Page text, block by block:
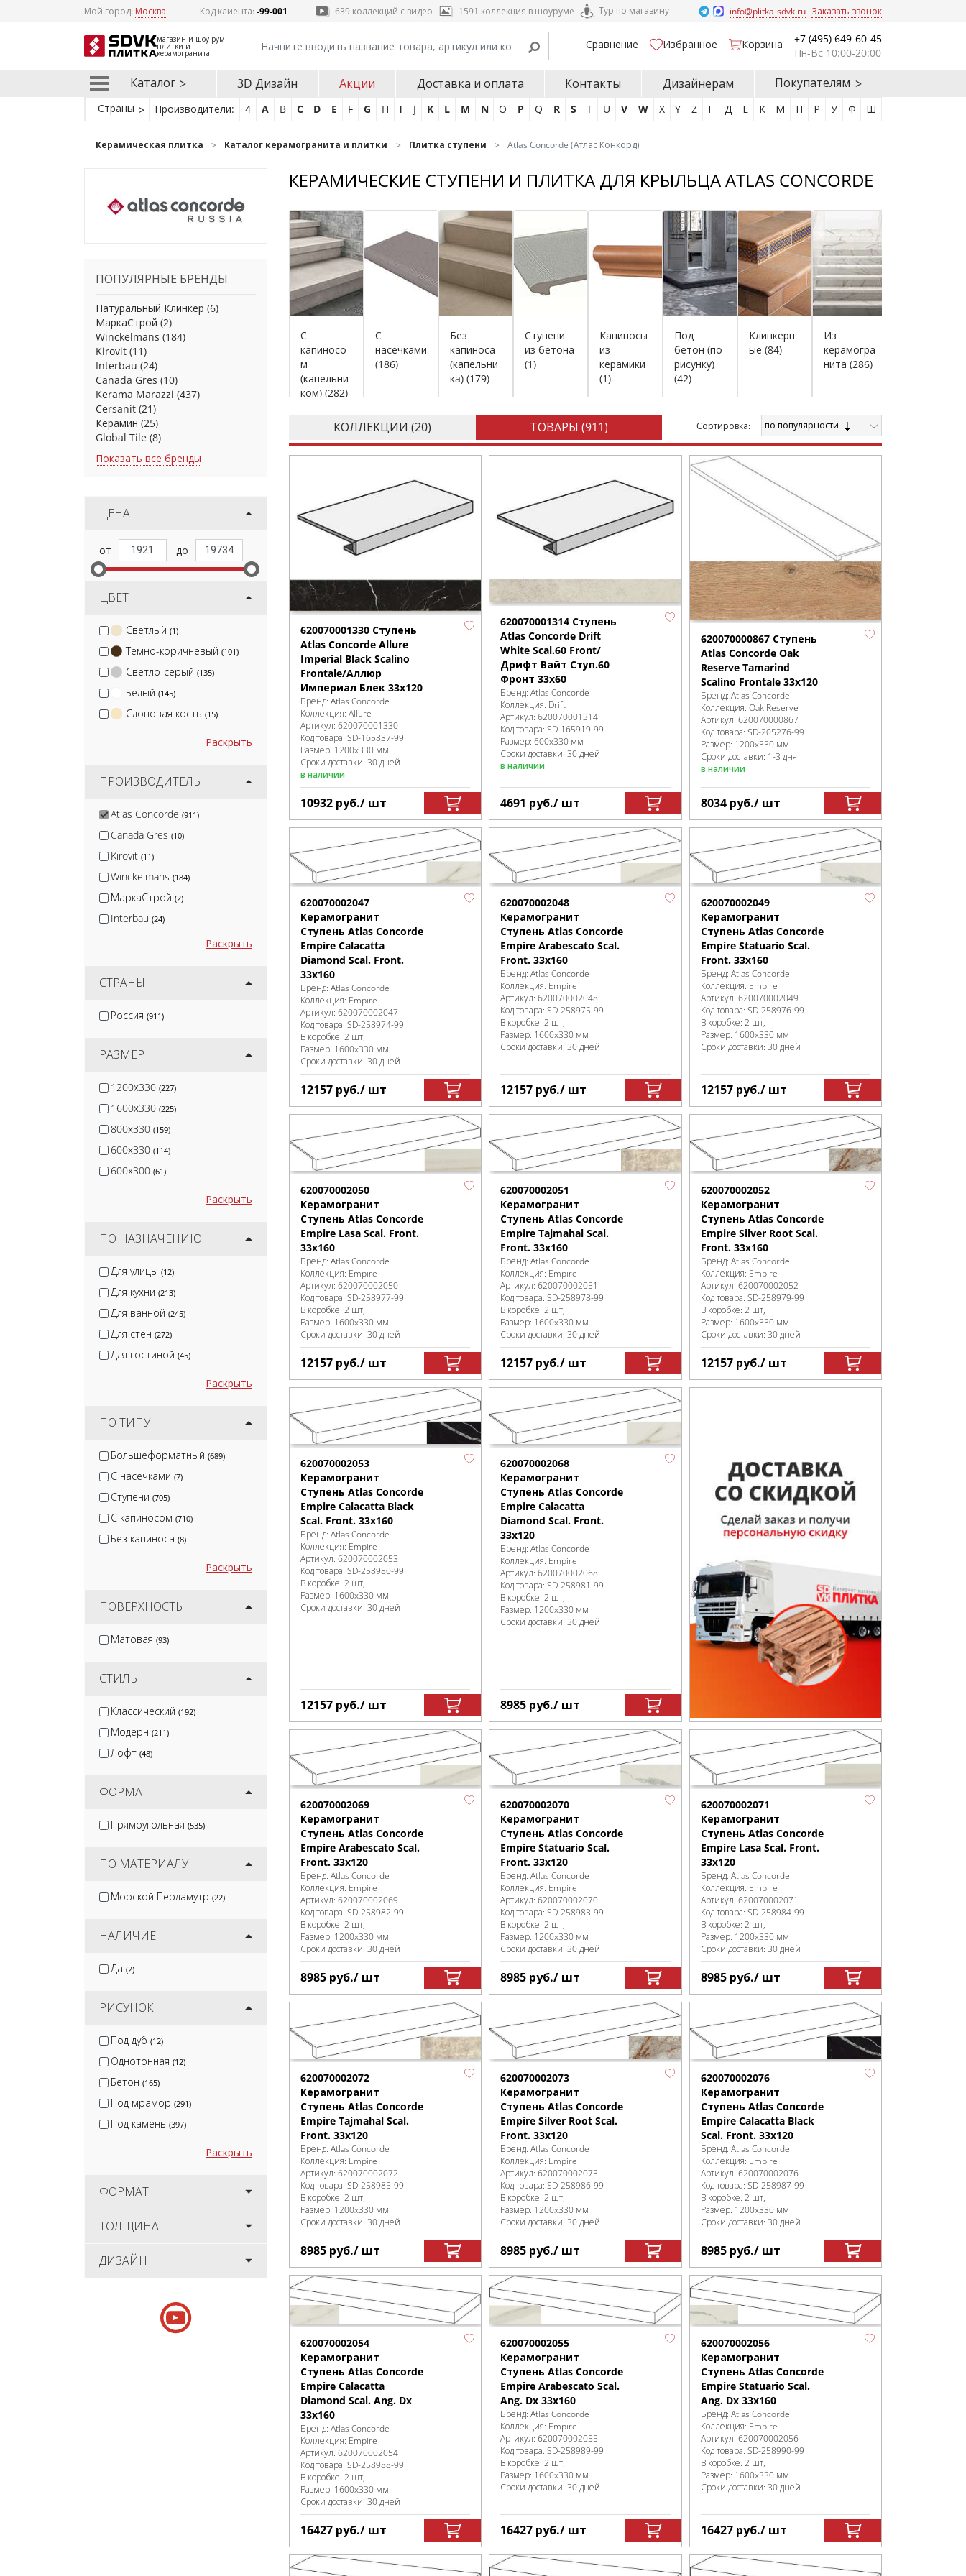
Мой город: Москва Код клиента: -99-001 639 коллекций с видео 1591 коллекция в шоуруме Тур по магазину info@plitka-sdvk.ru Заказать звонок
магазин и шоу-рум
плитки и
керамогранита
Сравнение Избранное Корзина
+7 (495) 649-60-45
Пн-Вс 10:00-20:00
Каталог 3D Дизайн Акции Доставка и оплата Контакты Дизайнерам Покупателям
Страны Производители: 4 A B C D E F G H I J K L M N O P Q R S T U V W X Y Z Г Д Е К М Н Р У Ф Ш
Керамическая плитка Каталог керамогранита и плитки Плитка ступени Atlas Concorde (Атлас Конкорд)
ПОПУЛЯРНЫЕ БРЕНДЫ
Натуральный Клинкер (6)
МаркаСтрой (2)
Winckelmans (184)
Kirovit (11)
Interbau (24)
Canada Gres (10)
Kerama Marazzi (437)
Cersanit (21)
Керамин (25)
Global Tile (8)
Показать все бренды
ЦЕНА
ЦВЕТ
Светлый (1)
Темно-коричневый (101)
Светло-серый (135)
Белый (145)
Слоновая кость (15)
Раскрыть
ПРОИЗВОДИТЕЛЬ
Atlas Concorde (911)
Canada Gres (10)
Kirovit (11)
Winckelmans (184)
МаркаСтрой (2)
Interbau (24)
Натуральный Клинкер(6)
Cersanit
Global Tile (8)
Раскрыть
СТРАНЫ
Россия (911)
РАЗМЕР
1200x330 (227)
1600x330 (225)
800x330 (159)
600x330 (114)
600x300 (61)
Раскрыть
ПО НАЗНАЧЕНИЮ
Для улицы (12)
Для кухни (213)
Для ванной (245)
Для стен (272)
Для гостиной (45)
Раскрыть
ПО ТИПУ
Большеформатный (689)
С насечками (7)
Ступени (705)
С капиносом (710)
Без капиноса (8)
Раскрыть
ПОВЕРХНОСТЬ
Матовая (93)
СТИЛЬ
Классический (192)
Модерн (211)
Лофт (48)
ФОРМА
Прямоугольная (535)
ПО МАТЕРИАЛУ
Морской Перламутр (22)
НАЛИЧИЕ
Да (2)
РИСУНОК
Под дуб (12)
Однотонная (12)
Бетон (165)
Под мрамор (291)
Под камень (397)
Раскрыть
ФОРМАТ
ТОЛЩИНА
ДИЗАЙН
КЕРАМИЧЕСКИЕ СТУПЕНИ И ПЛИТКА ДЛЯ КРЫЛЬЦА ATLAS CONCORDE
С
капиносо
м
(капельни
ком) (282)
С
насечками
(186)
Без
капиноса
(капельни
кa) (179)
Ступени
из бетона
(1)
Капиносы
из
керамики
(1)
Под
бетон (по
рисунку)
(42)
Клинкерн
ые (84)
Из
керамогра
нита (286)
КОЛЛЕКЦИИ (20) ТОВАРЫ (911) Cортировка: по популярности
620070001330 Ступень
Atlas Concorde Allure
Imperial Black Scalino
Frontale/Аллюр
Империал Блек 33x120
Бренд: Atlas Concorde
Коллекция: Allure
Артикул: 620070001330
Код товара: SD-165837-99
Размер: 1200x330 мм
Сроки доставки: 30 дней
в наличии
10932 руб./ шт
620070001314 Ступень
Atlas Concorde Drift
White Scal.60 Front/
Дрифт Вайт Ступ.60
Фронт 33x60
Бренд:Atlas Concorde
Коллекция: Drift
Артикул:620070001314
Код товара:SD-165919-99
Размер:600x330 мм
Сроки доставки: 30 дней
в наличии
4691 руб./ шт
620070000867 Ступень
Atlas Concorde Oak
Reserve Tamarind
Scalino Frontale 33x120
Бренд: Atlas Concorde
Коллекция: Oak Reserve
Артикул: 620070000867
Код товара: SD-205276-99
Размер: 1200x330 мм
Сроки доставки: 1-3 дня
в наличии
8034 руб./ шт
620070002047
Керамогранит
Ступень Atlas Concorde
Empire Calacatta
Diamond Scal. Front.
33x160
Бренд: Atlas Concorde
Коллекция: Empire
Артикул: 620070002047
Код товара: SD-258974-99
В коробке: 2 шт,
Размер: 1600x330 мм
Сроки доставки: 30 дней
12157 руб./ шт
620070002048
Керамогранит
Ступень Atlas Concorde
Empire Arabescato Scal.
Front. 33x160
Бренд:Atlas Concorde
Коллекция: Empire
Артикул:620070002048
Код товара:SD-258975-99
В коробке:2 шт,
Размер: 1600x330 мм
Сроки доставки: 30 дней
12157 руб./ шт
620070002049
Керамогранит
Ступень Atlas Concorde
Empire Statuario Scal.
Front. 33x160
Бренд: Atlas Concorde
Коллекция: Empire
Артикул: 620070002049
Код товара: SD-258976-99
В коробке: 2 шт,
Размер: 1600x330 мм
Сроки доставки: 30 дней
12157 руб./ шт
620070002050
Керамогранит
Ступень Atlas Concorde
Empire Lasa Scal. Front.
33x160
Бренд: Atlas Concorde
Коллекция: Empire
Артикул: 620070002050
Код товара: SD-258977-99
В коробке: 2 шт,
Размер: 1600x330 мм
Сроки доставки: 30 дней
12157 руб./ шт
620070002051
Керамогранит
Ступень Atlas Concorde
Empire Tajmahal Scal.
Front. 33x160
Бренд:Atlas Concorde
Коллекция: Empire
Артикул:620070002051
Код товара:SD-258978-99
В коробке:2 шт,
Размер: 1600x330 мм
Сроки доставки: 30 дней
12157 руб./ шт
620070002052
Керамогранит
Ступень Atlas Concorde
Empire Silver Root Scal.
Front. 33x160
Бренд: Atlas Concorde
Коллекция: Empire
Артикул: 620070002052
Код товара: SD-258979-99
В коробке: 2 шт,
Размер: 1600x330 мм
Сроки доставки: 30 дней
12157 руб./ шт
620070002053
Керамогранит
Ступень Atlas Concorde
Empire Calacatta Black
Scal. Front. 33x160
Бренд: Atlas Concorde
Коллекция: Empire
Артикул: 620070002053
Код товара: SD-258980-99
В коробке: 2 шт,
Размер: 1600x330 мм
Сроки доставки: 30 дней
12157 руб./ шт
620070002068
Керамогранит
Ступень Atlas Concorde
Empire Calacatta
Diamond Scal. Front.
33x120
Бренд:Atlas Concorde
Коллекция: Empire
Артикул:620070002068
Код товара:SD-258981-99
В коробке:2 шт,
Размер: 1200x330 мм
Сроки доставки: 30 дней
8985 руб./ шт
620070002069
Керамогранит
Ступень Atlas Concorde
Empire Arabescato Scal.
Front. 33x120
Бренд: Atlas Concorde
Коллекция: Empire
Артикул: 620070002069
Код товара: SD-258982-99
В коробке: 2 шт,
Размер: 1200x330 мм
Сроки доставки: 30 дней
8985 руб./ шт
620070002070
Керамогранит
Ступень Atlas Concorde
Empire Statuario Scal.
Front. 33x120
Бренд:Atlas Concorde
Коллекция: Empire
Артикул:620070002070
Код товара:SD-258983-99
В коробке:2 шт,
Размер: 1200x330 мм
Сроки доставки: 30 дней
8985 руб./ шт
620070002071
Керамогранит
Ступень Atlas Concorde
Empire Lasa Scal. Front.
33x120
Бренд: Atlas Concorde
Коллекция: Empire
Артикул: 620070002071
Код товара: SD-258984-99
В коробке: 2 шт,
Размер: 1200x330 мм
Сроки доставки: 30 дней
8985 руб./ шт
620070002072
Керамогранит
Ступень Atlas Concorde
Empire Tajmahal Scal.
Front. 33x120
Бренд: Atlas Concorde
Коллекция: Empire
Артикул: 620070002072
Код товара: SD-258985-99
В коробке: 2 шт,
Размер: 1200x330 мм
Сроки доставки: 30 дней
8985 руб./ шт
620070002073
Керамогранит
Ступень Atlas Concorde
Empire Silver Root Scal.
Front. 33x120
Бренд:Atlas Concorde
Коллекция: Empire
Артикул:620070002073
Код товара:SD-258986-99
В коробке:2 шт,
Размер: 1200x330 мм
Сроки доставки: 30 дней
8985 руб./ шт
620070002076
Керамогранит
Ступень Atlas Concorde
Empire Calacatta Black
Scal. Front. 33x120
Бренд: Atlas Concorde
Коллекция: Empire
Артикул: 620070002076
Код товара: SD-258987-99
В коробке: 2 шт,
Размер: 1200x330 мм
Сроки доставки: 30 дней
8985 руб./ шт
620070002054
Керамогранит
Ступень Atlas Concorde
Empire Calacatta
Diamond Scal. Ang. Dx
33x160
Бренд: Atlas Concorde
Коллекция: Empire
Артикул: 620070002054
Код товара: SD-258988-99
В коробке: 2 шт,
Размер: 1600x330 мм
Сроки доставки: 30 дней
16427 руб./ шт
620070002055
Керамогранит
Ступень Atlas Concorde
Empire Arabescato Scal.
Ang. Dx 33x160
Бренд:Atlas Concorde
Коллекция: Empire
Артикул:620070002055
Код товара:SD-258989-99
В коробке:2 шт,
Размер: 1600x330 мм
Сроки доставки: 30 дней
16427 руб./ шт
620070002056
Керамогранит
Ступень Atlas Concorde
Empire Statuario Scal.
Ang. Dx 33x160
Бренд: Atlas Concorde
Коллекция: Empire
Артикул: 620070002056
Код товара: SD-258990-99
В коробке: 2 шт,
Размер: 1600x330 мм
Сроки доставки: 30 дней
16427 руб./ шт